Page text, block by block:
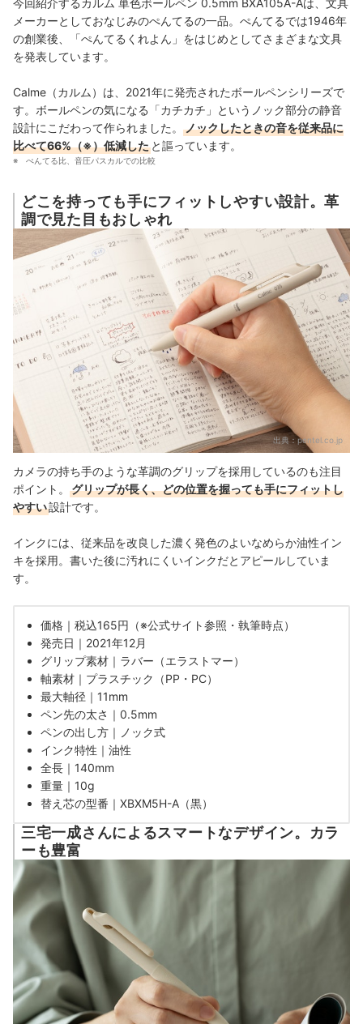
今回紹介するカルム 単色ボールペン 0.5mm BXA105A-Aは、文具
メーカーとしておなじみのぺんてるの一品。ぺんてるでは1946年
の創業後、「ぺんてるくれよん」をはじめとしてさまざまな文具
を発表しています。
Calme（カルム）は、2021年に発売されたボールペンシリーズで
す。ボールペンの気になる「カチカチ」というノック部分の静音
設計にこだわって作られました。
ノックしたときの音を従来品に
比べて66%（※）低減した と謳っています。
ぺんてる比、音圧パスカルでの比較
どこを持っても手にフィットしやすい設計。革
調で見た目もおしゃれ
出典： pentel.co.jp
カメラの持ち手のような革調のグリップを採用しているのも注目
ポイント。
グリップが長く、どの位置を握っても手にフィットし
やすい設計です。
インクには、従来品を改良した濃く発色のよいなめらか油性イン
キを採用。書いた後に汚れにくいインクだとアピールしていま
す。
価格｜税込165円（※公式サイト参照・執筆時点）
発売日｜2021年12月
グリップ素材｜ラバー（エラストマー）
軸素材｜プラスチック（PP・PC）
最大軸径｜11mm
ペン先の太さ｜0.5mm
ペンの出し方｜ノック式
インク特性｜油性
全長｜140mm
重量｜10g
替え芯の型番｜XBXM5H-A（黒）
三宅一成さんによるスマートなデザイン。カラ
ーも豊富